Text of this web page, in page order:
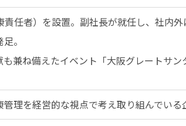
任者）を設置。副社長が就任し、社内
。
兼ね備えたイベント「大阪グレートサ
理を経営的な視点で考え取り組んでい